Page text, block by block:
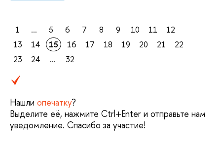
1 ... 5 6 7 8 9 10 11
12
13
14 15 16 17 18 19 20 21
22
23
24 ... 32
Нашли опечатку?
Выделите её, нажмите Ctrl+Enter и отправьте нам
уведомление. Спасибо за участие!